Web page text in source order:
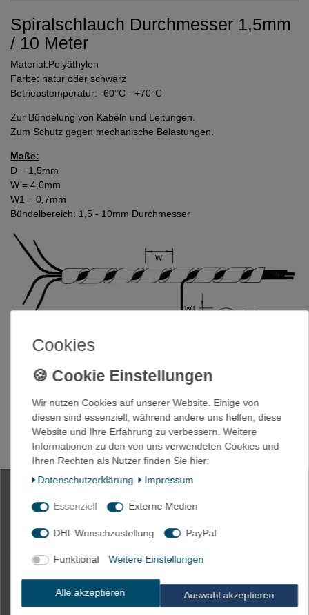
Spiralschlauch Durchmesser 1,5mm
/ 10 Meter
Material:Polyäthylen
Farbe: natur oder schwarz
Betriebstemperatur: -60°C - +70°C
Zur Bündelung von Kabeln und Leitungen.
Zum Schutz gegen mechanische Belastungen.
Maße:
D = 1,5mm
W = 4,0mm
W1 = 0,7mm
Bündelbereich: 1,5 - 10mm Durchmesser
10m Spiralschlauch 1,5-10mm natur
oder schwarz
Artikelnummer 1400-SCHWARZ
Natur
schwarz
2,55 € 2,55 €
Cookies
Wir nutzen Cookies auf unserer Website. Einige von
diesen sind essenziell, während andere uns helfen, diese
Website und Ihre Erfahrung zu verbessern. Weitere
Informationen zu den von uns verwendeten Cookies und
Ihren Rechten als Nutzer finden Sie hier:
Daten­schutz­erklärung
Impressum
Essenziell Externe Medien
DHL Wunschzustellung PayPal
Funktional Weitere Einstellungen
Alle akzeptieren Auswahl akzeptieren